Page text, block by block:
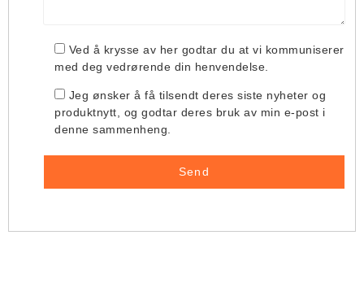
Ved å krysse av her godtar du at vi kommuniserer
med deg vedrørende din henvendelse.
Jeg ønsker å få tilsendt deres siste nyheter og
produktnytt, og godtar deres bruk av min e-post i
denne sammenheng.